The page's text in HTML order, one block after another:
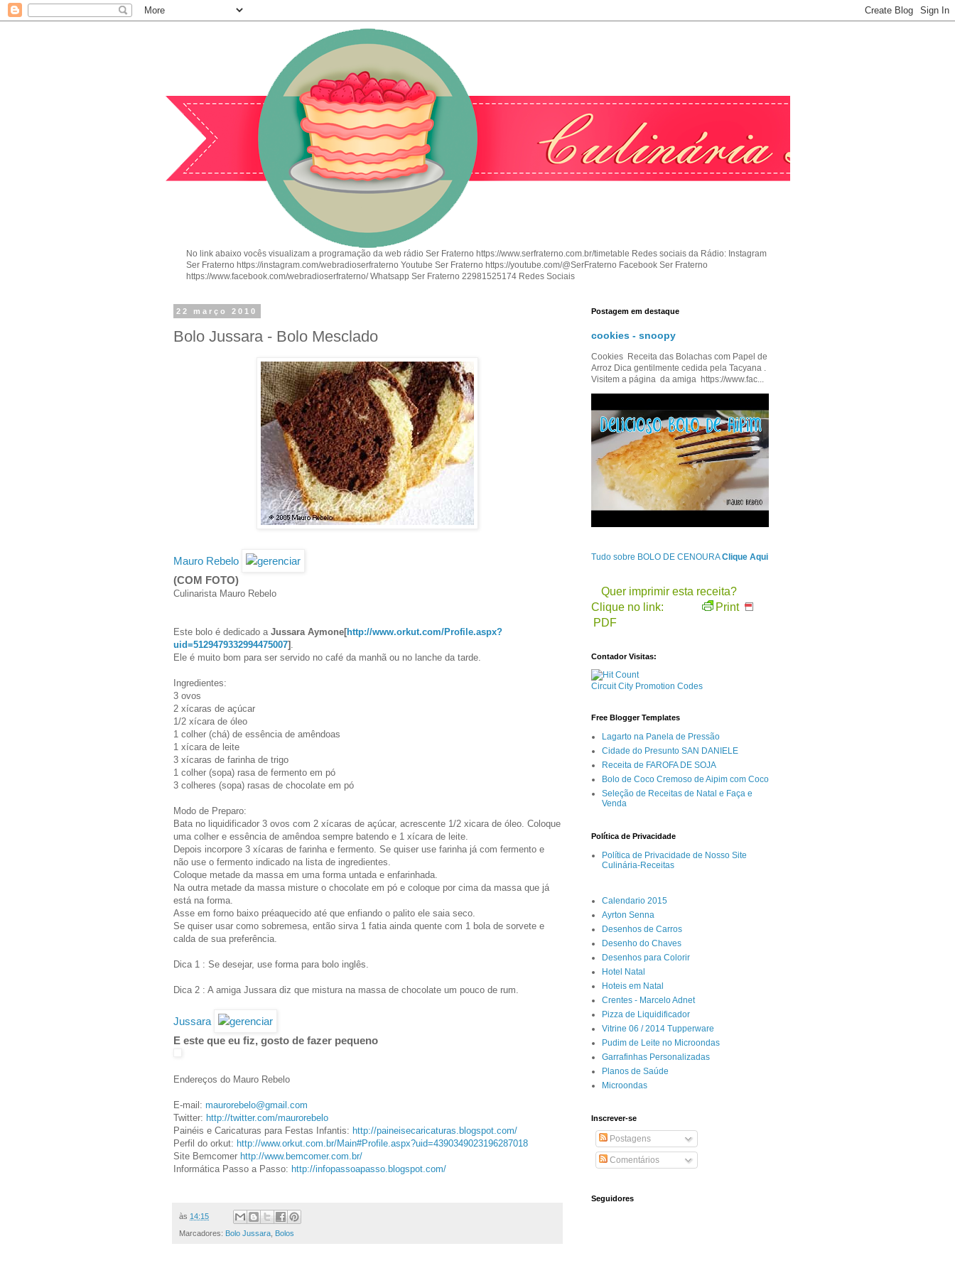
No link abaixo vocês visualizam a programação da web rádio Ser Fraterno https://www.serfraterno.com.br/timetable Redes sociais da Rádio: Instagram
Ser Fraterno https://instagram.com/webradioserfraterno Youtube Ser Fraterno https://youtube.com/@SerFraterno Facebook Ser Fraterno
https://www.facebook.com/webradioserfraterno/ Whatsapp Ser Fraterno 22981525174 Redes Sociais
22 março 2010
Bolo Jussara - Bolo Mesclado
Mauro Rebelo
(COM FOTO)
Culinarista Mauro Rebelo
Este bolo é dedicado a Jussara Aymone[http://www.orkut.com/Profile.aspx?
uid=5129479332994475007]
Ele é muito bom para ser servido no café da manhã ou no lanche da tarde.
Ingredientes:
3 ovos
2 xícaras de açúcar
1/2 xícara de óleo
1 colher (chá) de essência de amêndoas
1 xícara de leite
3 xícaras de farinha de trigo
1 colher (sopa) rasa de fermento em pó
3 colheres (sopa) rasas de chocolate em pó
Modo de Preparo:
Bata no liquidificador 3 ovos com 2 xícaras de açúcar, acrescente 1/2 xicara de óleo. Coloque
uma colher e essência de amêndoa sempre batendo e 1 xícara de leite.
Depois incorpore 3 xícaras de farinha e fermento. Se quiser use farinha já com fermento e
não use o fermento indicado na lista de ingredientes.
Coloque metade da massa em uma forma untada e enfarinhada.
Na outra metade da massa misture o chocolate em pó e coloque por cima da massa que já
está na forma.
Asse em forno baixo préaquecido até que enfiando o palito ele saia seco.
Se quiser usar como sobremesa, então sirva 1 fatia ainda quente com 1 bola de sorvete e
calda de sua preferência.
Dica 1 : Se desejar, use forma para bolo inglês.
Dica 2 : A amiga Jussara diz que mistura na massa de chocolate um pouco de rum.
Jussara
E este que eu fiz, gosto de fazer pequeno
Endereços do Mauro Rebelo
E-mail: maurorebelo@gmail.com
Twitter: http://twitter.com/maurorebelo
Painéis e Caricaturas para Festas Infantis: http://paineisecaricaturas. blogspot.com/
Perfil do orkut: http://www.orkut.com.br/Main#Profile.aspx?uid=4390349023196287018
Site Bemcomer http://www.bemcomer.com.br/
Informática Passo a Passo: http://infopassoapasso.blogspot.com/
às 14:15
Marcadores: Bolo Jussara Bolos
Postagem em destaque
cookies - snoopy
Cookies Receita das Bolachas com Papel de
Arroz Dica gentilmente cedida pela Tacyana .
Visitem a página da amiga https://www.fac...
Tudo sobre BOLO DE CENOURAClique Aqui
Quer imprimir esta receita?
Clique no link:
Print
PDF
Contador Visitas:
Circuit City Promotion Codes
Free Blogger Templates
Lagarto na Panela de Pressão
Cidade do Presunto SAN DANIELE
Receita de FAROFA DE SOJA
Bolo de Coco Cremoso de Aipim com Coco
Seleção de Receitas de Natal e Faça e
Venda
Política de Privacidade
Política de Privacidade de Nosso Site
Culinária-Receitas
Calendario 2015
Ayrton Senna
Desenhos de Carros
Desenho do Chaves
Desenhos para Colorir
Hotel Natal
Hoteis em Natal
Crentes - Marcelo Adnet
Pizza de Liquidificador
Vitrine 06 / 2014 Tupperware
Pudim de Leite no Microondas
Garrafinhas Personalizadas
Planos de Saúde
Microondas
Inscrever-se
Postagens
Comentários
Seguidores